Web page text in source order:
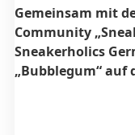
Gemeinsam mit
Community
Sneakerholics
„Bubblegum“ auf